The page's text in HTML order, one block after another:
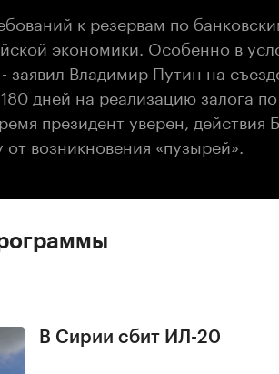
к резервам по
экономики. Особенно в
заявил Владимир Путин на
дней на реализацию залога
президент уверен, действия
возникновения «пузырей».
В Сирии сбит ИЛ-20